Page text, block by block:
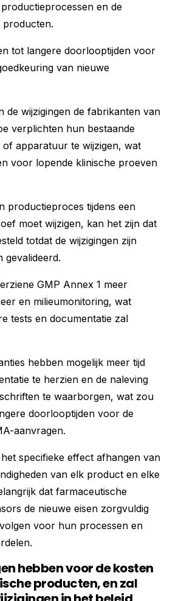
en de
producten.
tot langere doorlooptijden voor
van nieuwe
de wijzigingen de fabrikanten van
verplichten hun bestaande
apparatuur te wijzigen, wat
voor lopende klinische proeven
productieproces tijdens een
moet wijzigen, kan het zijn dat
totdat de wijzigingen zijn
gevalideerd.
GMP Annex 1 meer
en milieumonitoring, wat
tests en documentatie zal
hebben mogelijk meer tijd
te herzien en de naleving
te waarborgen, wat zou
doorlooptijden voor de
aanvragen.
specifieke effect afhangen van
van elk product en elke
dat farmaceutische
de nieuwe eisen zorgvuldig
voor hun processen en
hebben voor de kosten
producten, en zal